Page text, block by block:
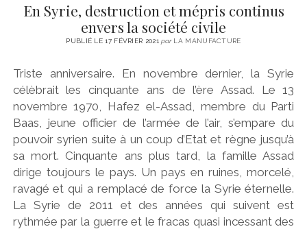
En Syrie, destruction et mépris continus
envers la société civile
PUBLIÉ LE 17 FÉVRIER 2021parLA MANUFACTURE
Triste anniversaire. En novembre dernier, la Syrie
célèbrait les cinquante ans de l’ère Assad. Le 13
novembre 1970, Hafez el-Assad, membre du Parti
Baas, jeune officier de l’armée de l’air, s’empare du
pouvoir syrien suite à un coup d’Etat et règne jusqu’à
sa mort. Cinquante ans plus tard, la famille Assad
dirige toujours le pays. Un pays en ruines, morcelé,
ravagé et qui a remplacé de force la Syrie éternelle.
La Syrie de 2011 et des années qui suivent est
rythmée par la guerre et le fracas quasi incessant des